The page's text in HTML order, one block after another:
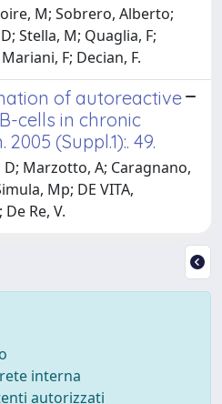
M; Sobrero, Alberto;
Stella, M; Quaglia, F;
F; Decian, F.
of autoreactive
cells in chronic
(Suppl.1):. 49.
Marzotto, A; Caragnano,
Mp; DE VITA,
Re, V.
interna
autorizzati